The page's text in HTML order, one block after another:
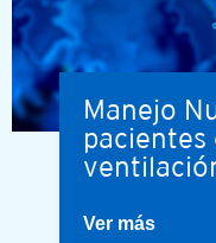
Coronavirus virus
Manejo
pacientes
Ver más